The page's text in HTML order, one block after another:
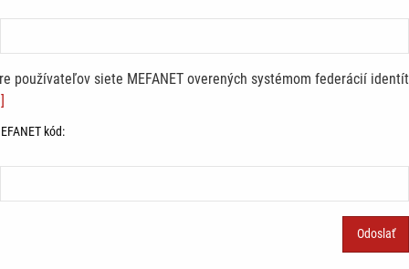
používateľov siete MEFANET overených systémom federácií identít
kód: